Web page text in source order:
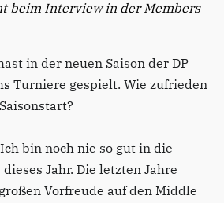
beim Interview in der Members
in der neuen Saison der DP
Turniere gespielt. Wie zufrieden
bin noch nie so gut in die
Jahr. Die letzten Jahre
Vorfreude auf den Middle